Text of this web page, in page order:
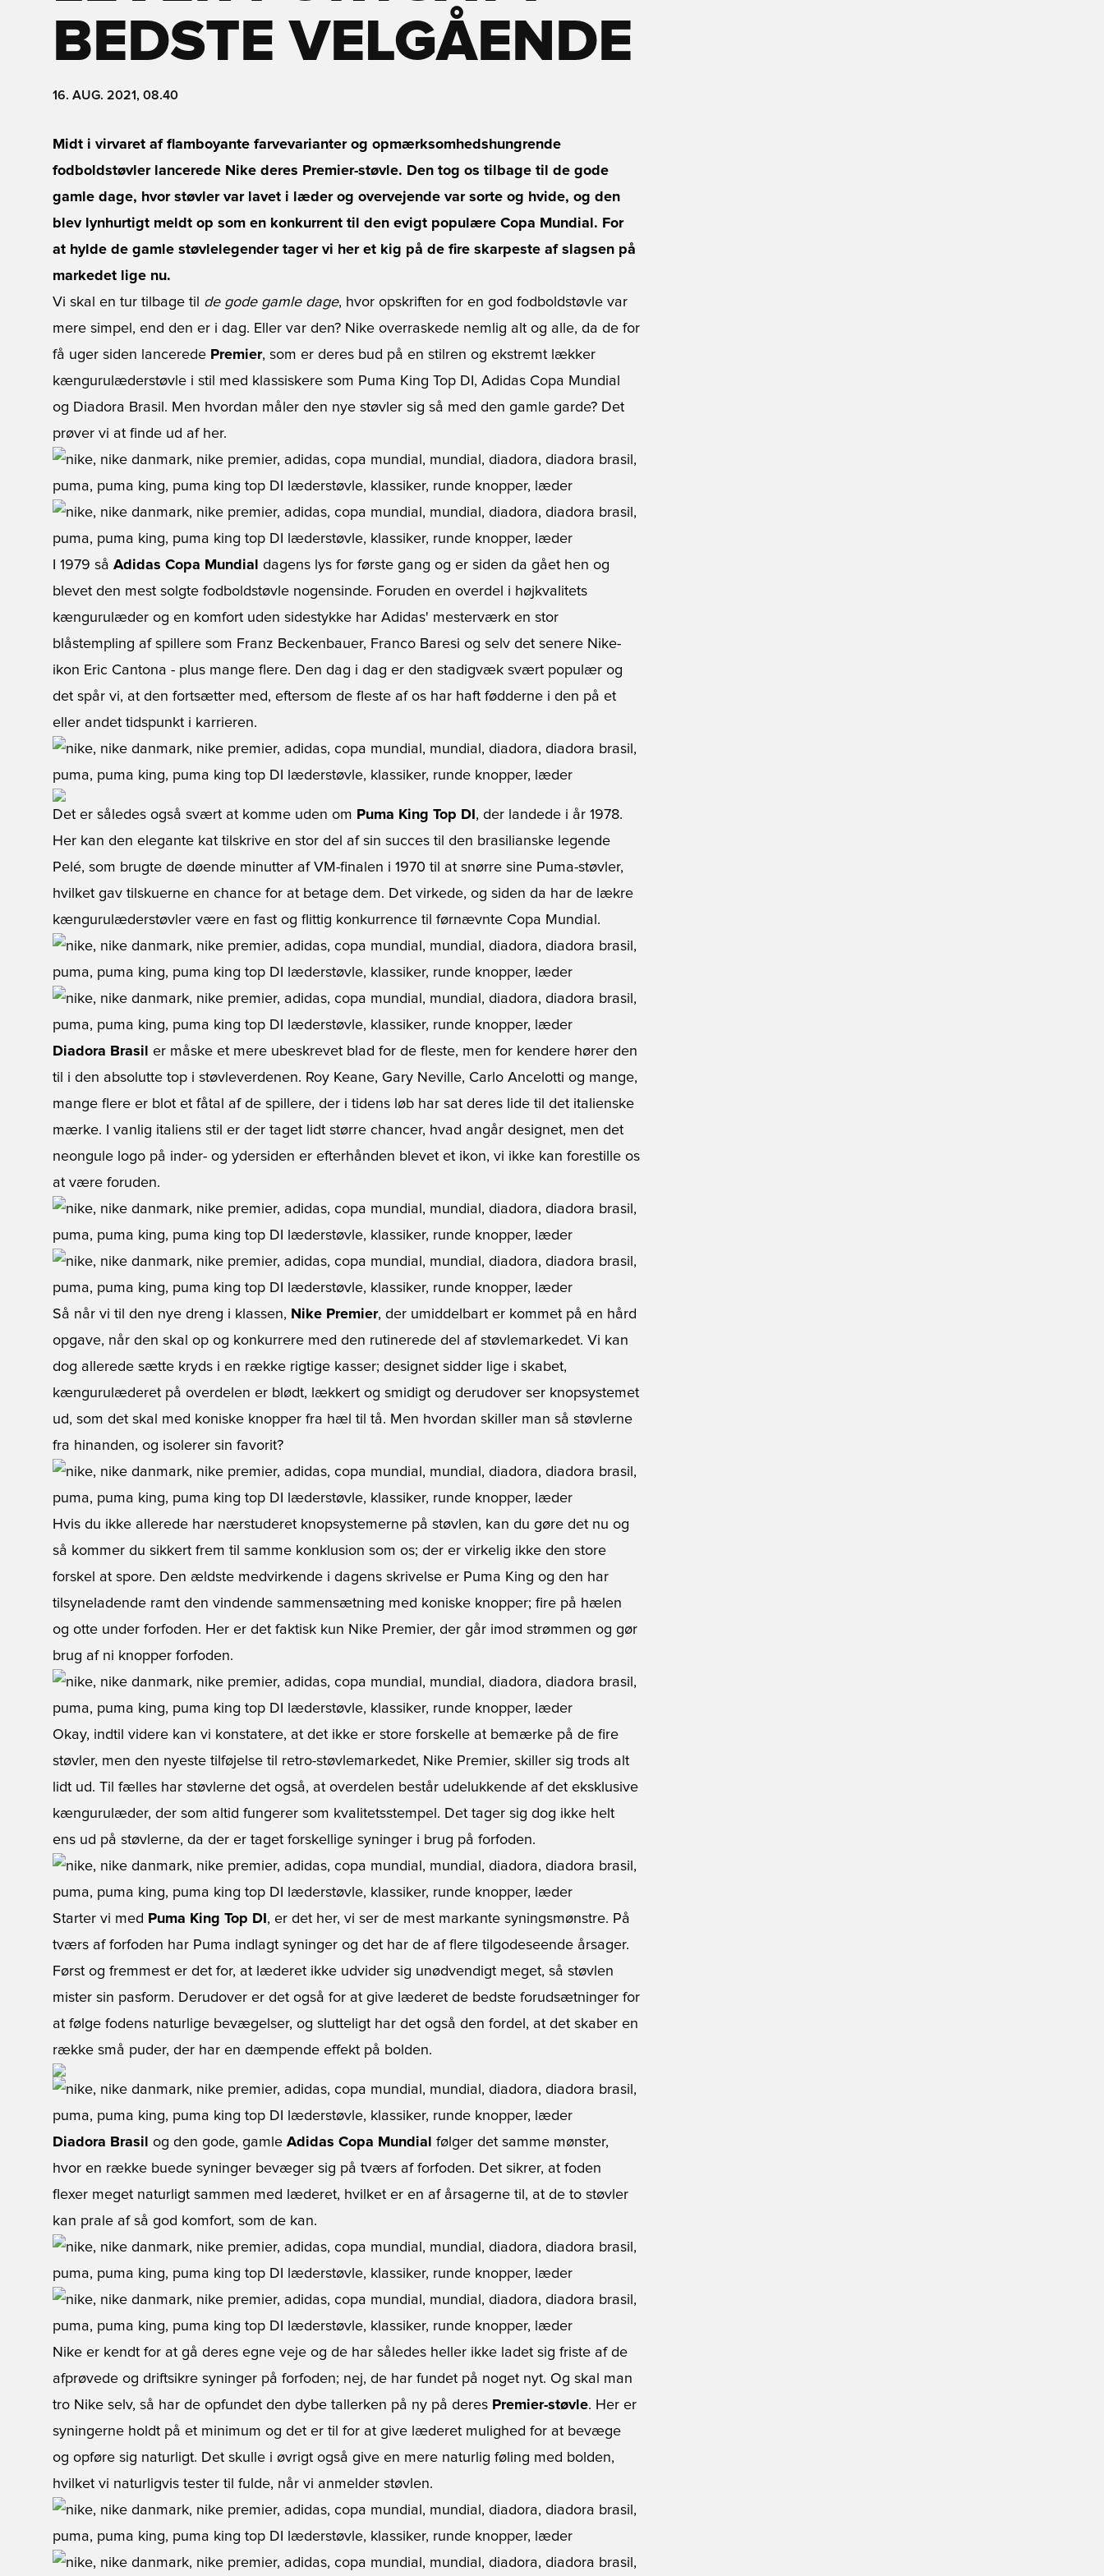
BEDSTE VELGÅENDE
16. AUG. 2021, 08.40
Midt i virvaret af flamboyante farvevarianter og opmærksomhedshungrende
fodboldstøvler lancerede Nike deres Premier-støvle. Den tog os tilbage til de gode
gamle dage, hvor støvler var lavet i læder og overvejende var sorte og hvide, og den
blev lynhurtigt meldt op som en konkurrent til den evigt populære Copa Mundial. For
at hylde de gamle støvlelegender tager vi her et kig på de fire skarpeste af slagsen på
markedet lige nu.
Vi skal en tur tilbage til de gode gamle dage, hvor opskriften for en god fodboldstøvle var
mere simpel, end den er i dag. Eller var den? Nike overraskede nemlig alt og alle, da de for
få uger siden lancerede Premier, som er deres bud på en stilren og ekstremt lækker
kængurulæderstøvle i stil med klassiskere som Puma King Top DI, Adidas Copa Mundial
og Diadora Brasil. Men hvordan måler den nye støvler sig så med den gamle garde? Det
prøver vi at finde ud af her.
I 1979 så Adidas Copa Mundial
dagens lys for første gang og er siden da gået hen og
blevet den mest solgte fodboldstøvle nogensinde. Foruden en overdel i højkvalitets
kængurulæder og en komfort uden sidestykke har Adidas' mesterværk en stor
blåstempling af spillere som Franz Beckenbauer, Franco Baresi og selv det senere Nike-
ikon Eric Cantona - plus mange flere. Den dag i dag er den stadigvæk svært populær og
det spår vi, at den fortsætter med, eftersom de fleste af os har haft fødderne i den på et
eller andet tidspunkt i karrieren.
Det er således også svært at komme uden om Puma King Top DI , der landede i år 1978.
Her kan den elegante kat tilskrive en stor del af sin succes til den brasilianske legende
Pelé, som brugte de døende minutter af VM-finalen i 1970 til at snørre sine Puma-støvler,
hvilket gav tilskuerne en chance for at betage dem. Det virkede, og siden da har de lækre
kængurulæderstøvler være en fast og flittig konkurrence til førnævnte Copa Mundial.
Diadora Brasil
er måske et mere ubeskrevet blad for de fleste, men for kendere hører den
til i den absolutte top i støvleverdenen. Roy Keane, Gary Neville, Carlo Ancelotti og mange,
mange flere er blot et fåtal af de spillere, der i tidens løb har sat deres lide til det italienske
mærke. I vanlig italiens stil er der taget lidt større chancer, hvad angår designet, men det
neongule logo på inder- og ydersiden er efterhånden blevet et ikon, vi ikke kan forestille os
at være foruden.
Så når vi til den nye dreng i klassen, Nike Premier, der umiddelbart er kommet på en hård
opgave, når den skal op og konkurrere med den rutinerede del af støvlemarkedet. Vi kan
dog allerede sætte kryds i en række rigtige kasser; designet sidder lige i skabet,
kængurulæderet på overdelen er blødt, lækkert og smidigt og derudover ser knopsystemet
ud, som det skal med koniske knopper fra hæl til tå. Men hvordan skiller man så støvlerne
fra hinanden, og isolerer sin favorit?
Hvis du ikke allerede har nærstuderet knopsystemerne på støvlen, kan du gøre det nu og
så kommer du sikkert frem til samme konklusion som os; der er virkelig ikke den store
forskel at spore. Den ældste medvirkende i dagens skrivelse er Puma King og den har
tilsyneladende ramt den vindende sammensætning med koniske knopper; fire på hælen
og otte under forfoden. Her er det faktisk kun Nike Premier, der går imod strømmen og gør
brug af ni knopper forfoden.
Okay, indtil videre kan vi konstatere, at det ikke er store forskelle at bemærke på de fire
støvler, men den nyeste tilføjelse til retro-støvlemarkedet, Nike Premier, skiller sig trods alt
lidt ud. Til fælles har støvlerne det også, at overdelen består udelukkende af det eksklusive
kængurulæder, der som altid fungerer som kvalitetsstempel. Det tager sig dog ikke helt
ens ud på støvlerne, da der er taget forskellige syninger i brug på forfoden.
Starter vi med Puma King Top DI , er det her, vi ser de mest markante syningsmønstre. På
tværs af forfoden har Puma indlagt syninger og det har de af flere tilgodeseende årsager.
Først og fremmest er det for, at læderet ikke udvider sig unødvendigt meget, så støvlen
mister sin pasform. Derudover er det også for at give læderet de bedste forudsætninger for
at følge fodens naturlige bevægelser, og slutteligt har det også den fordel, at det skaber en
række små puder, der har en dæmpende effekt på bolden.
Diadora Brasil og den gode, gamle Adidas Copa Mundial
følger det samme mønster,
hvor en række buede syninger bevæger sig på tværs af forfoden. Det sikrer, at foden
flexer meget naturligt sammen med læderet, hvilket er en af årsagerne til, at de to støvler
kan prale af så god komfort, som de kan.
Nike er kendt for at gå deres egne veje og de har således heller ikke ladet sig friste af de
afprøvede og driftsikre syninger på forfoden; nej, de har fundet på noget nyt. Og skal man
tro Nike selv, så har de opfundet den dybe tallerken på ny på deres Premier-støvle. Her er
syningerne holdt på et minimum og det er til for at give læderet mulighed for at bevæge
og opføre sig naturligt. Det skulle i øvrigt også give en mere naturlig føling med bolden,
hvilket vi naturligvis tester til fulde, når vi anmelder støvlen.